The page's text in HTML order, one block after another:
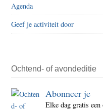
Agenda
Geef je activiteit door
Ochtend- of avondeditie
Abonneer je
Elke dag gratis een